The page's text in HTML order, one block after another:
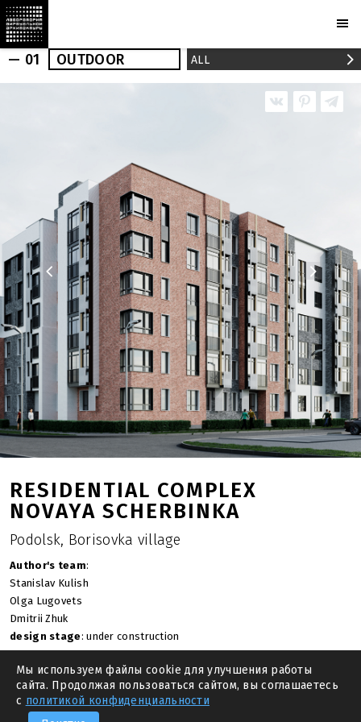
OUTDOOR INDOOR
CAMERAS PLOTCAPACITY
STORE CONTACTS
Ru En
— 01 OUTDOOR ALL
RESIDENTIAL COMPLEX
NOVAYA SCHERBINKA
Podolsk, Borisovka village
Author's team:
Stanislav Kulish
Olga Lugovets
Dmitrii Zhuk
design stage: under construction
year: 2022
area of the building site : 23.0 ha
total area: 236 000.0 sq.m.
—PREVIOUS
Мы используем файлы cookie для улучшения работы
сайта. Продолжая пользоваться сайтом, вы соглашаетесь
с политикой конфиденциальности